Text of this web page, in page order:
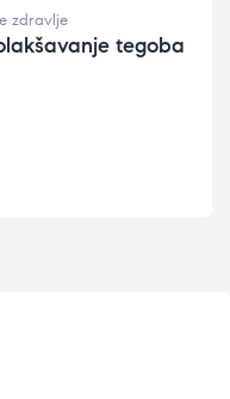
zdravlje
tegoba